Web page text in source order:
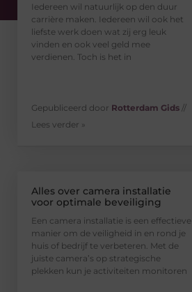
Iedereen wil natuurlijk op den duur
carrière maken. Iedereen wil ook het
liefste werk doen wat zij erg leuk
vinden en ook veel geld mee
verdienen. Toch is het in
Gepubliceerd door Rotterdam Gids //
Lees verder »
Alles over camera installatie
voor optimale beveiliging
Een camera installatie is een effectieve
manier om de veiligheid in en rond je
huis of bedrijf te verbeteren. Met de
juiste camera’s op strategische
plekken kun je activiteiten monitoren